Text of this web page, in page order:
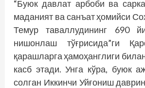
“Буюк давлат арбоби ва
маданият ва санъат ҳомийси
Темур таваллудининг 690
нишонлаш тўғрисида”ги
қарашларга ҳамоҳанглиги
касб этади. Унга кўра, буюк
солган Иккинчи Уйғониш